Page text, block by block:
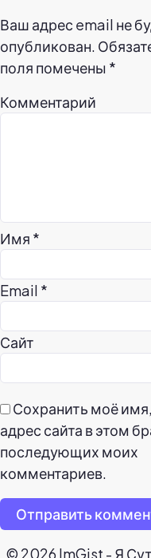
Ваш адрес email не
опубликован.
поля помечены *
Комментарий
Имя *
Email *
Сайт
Сохранить моё
адрес сайта в этом
последующих моих
комментариев.
Отправить
© 2026 ImGist - Я